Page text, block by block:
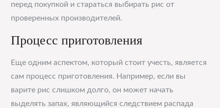
перед покупкой и стараться выбирать рис от
проверенных производителей.
Процесс приготовления
Еще одним аспектом, который стоит учесть, является
сам процесс приготовления. Например, если вы
варите рис слишком долго, он может начать
выделять запах, являющийся следствием распада